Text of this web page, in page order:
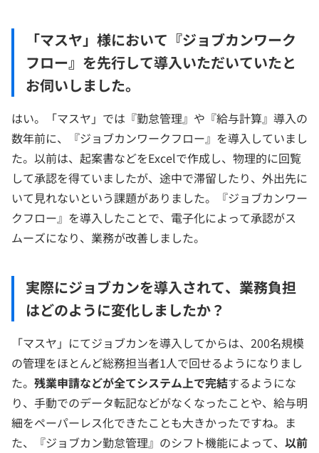
「マスヤ」様において『ジョブカンワーク
フロー』を先行して導入いただいていたと
お伺いしました。
はい。「マスヤ」では『勤怠管理』や『給与計算』導入の
数年前に、『ジョブカンワークフロー』を導入していまし
た。以前は、起案書などをExcelで作成し、物理的に回覧
して承認を得ていましたが、途中で滞留したり、外出先に
いて見れないという課題がありました。『ジョブカンワー
クフロー』を導入したことで、電子化によって承認がス
ムーズになり、業務が改善しました。
実際にジョブカンを導入されて、業務負担
はどのように変化しましたか？
「マスヤ」にてジョブカンを導入してからは、200名規模
の管理をほとんど総務担当者1人で回せるようになりまし
た。 残業申請などが全てシステム上で完結するようにな
り、手動でのデータ転記などがなくなったことや、給与明
細をペーパーレス化できたことも大きかったですね。ま
た、『ジョブカン勤怠管理』のシフト機能によって、 以前